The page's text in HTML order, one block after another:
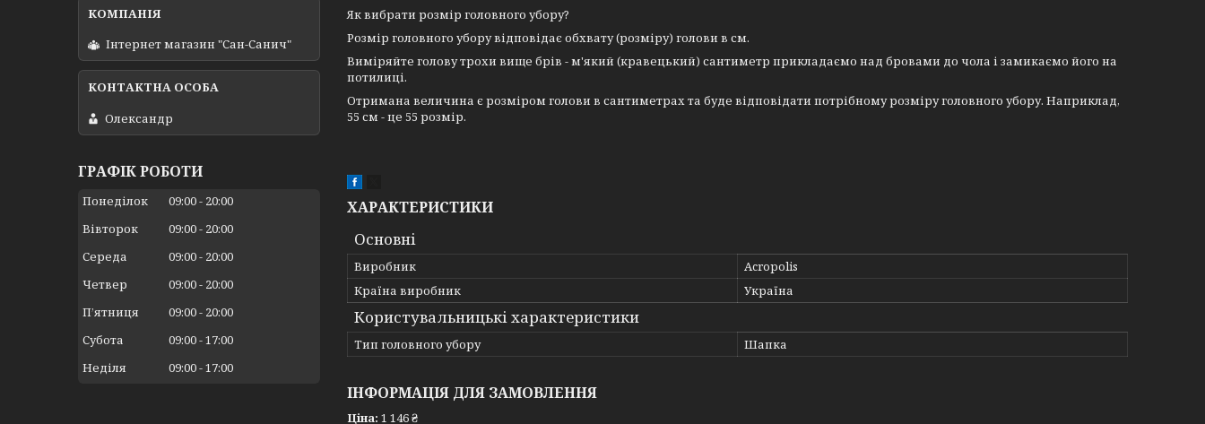
Як вибрати розмір головного убору?
Розмір головного убору відповідає обхвату (розміру) голови в см.
Виміряйте голову трохи вище брів - м'який (кравецький) сантиметр прикладаємо над бровами до чола і замикаємо його на
потилиці.
Отримана величина є розміром голови в сантиметрах та буде відповідати потрібному розміру головного убору. Наприклад,
55 см - це 55 розмір.
ХАРАКТЕРИСТИКИ
Основні
Виробник
Acropolis
Країна виробник
Україна
Користувальницькі характеристики
Тип головного убору Шапка
ІНФОРМАЦІЯ ДЛЯ ЗАМОВЛЕННЯ
Ціна: 1 146 ₴
Інтернет магазин "Сан-Санич"
Олександр
ГРАФІК РОБОТИ
Понеділок 09:00
20:00
Вівторок
09:00
20:00
Середа
09:00
20:00
Четвер
09:00
20:00
Пʼятниця
09:00
20:00
Субота
09:00 17:00
Неділя
09:00 17:00